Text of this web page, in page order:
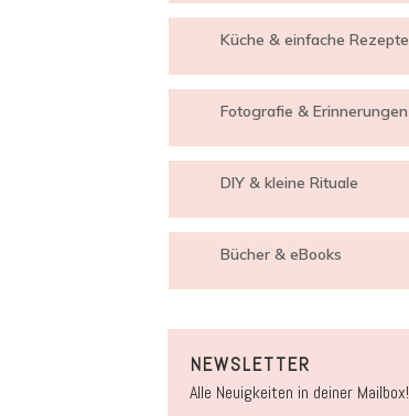
Küche & einfache Rezepte
Fotografie & Erinnerungen
DIY & kleine Rituale
Bücher & eBooks
NEWSLETTER
Alle Neuigkeiten in deiner Mailbox!